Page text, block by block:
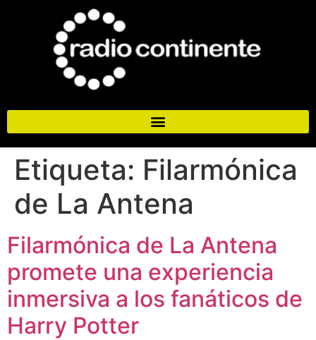
Etiqueta: Filarmónica
de La Antena
Filarmónica de La Antena
promete una experiencia
inmersiva a los fanáticos de
Harry Potter